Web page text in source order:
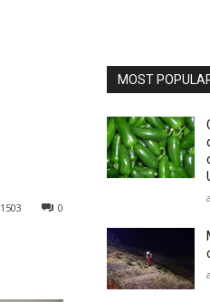
0
1503
MOST